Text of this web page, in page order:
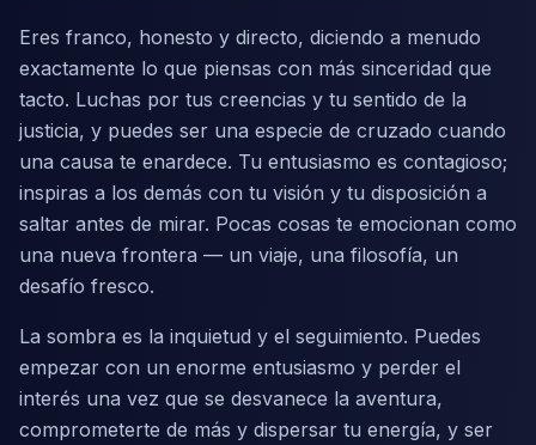
Eres franco, honesto y directo, diciendo a menudo
exactamente lo que piensas con más sinceridad que
tacto. Luchas por tus creencias y tu sentido de la
justicia, y puedes ser una especie de cruzado cuando
una causa te enardece. Tu entusiasmo es contagioso;
inspiras a los demás con tu visión y tu disposición a
saltar antes de mirar. Pocas cosas te emocionan como
una nueva frontera — un viaje, una filosofía, un
desafío fresco.
La sombra es la inquietud y el seguimiento. Puedes
empezar con un enorme entusiasmo y perder el
interés una vez que se desvanece la aventura,
comprometerte de más y dispersar tu energía, y ser